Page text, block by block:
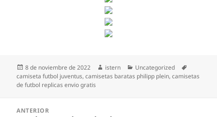
Publicado
el
8 de noviembre de 2022 Autor
istern Categorías
Uncategorized
camiseta futbol juventus,camisetas baratas philipp plein,camisetas
de futbol replicas envio gratis
ANTERIOR